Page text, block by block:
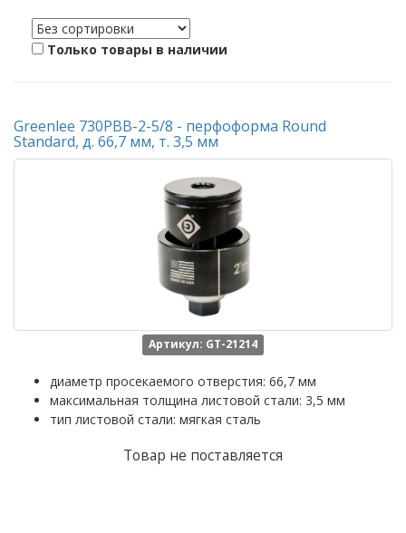
Только товары в наличии
Greenlee 730PBB-2-5/8 - перфоформа Round
Standard, д. 66,7 мм, т. 3,5 мм
Артикул: GT-21214
диаметр просекаемого отверстия: 66,7 мм
максимальная толщина листовой стали: 3,5 мм
тип листовой стали: мягкая сталь
Товар не поставляется